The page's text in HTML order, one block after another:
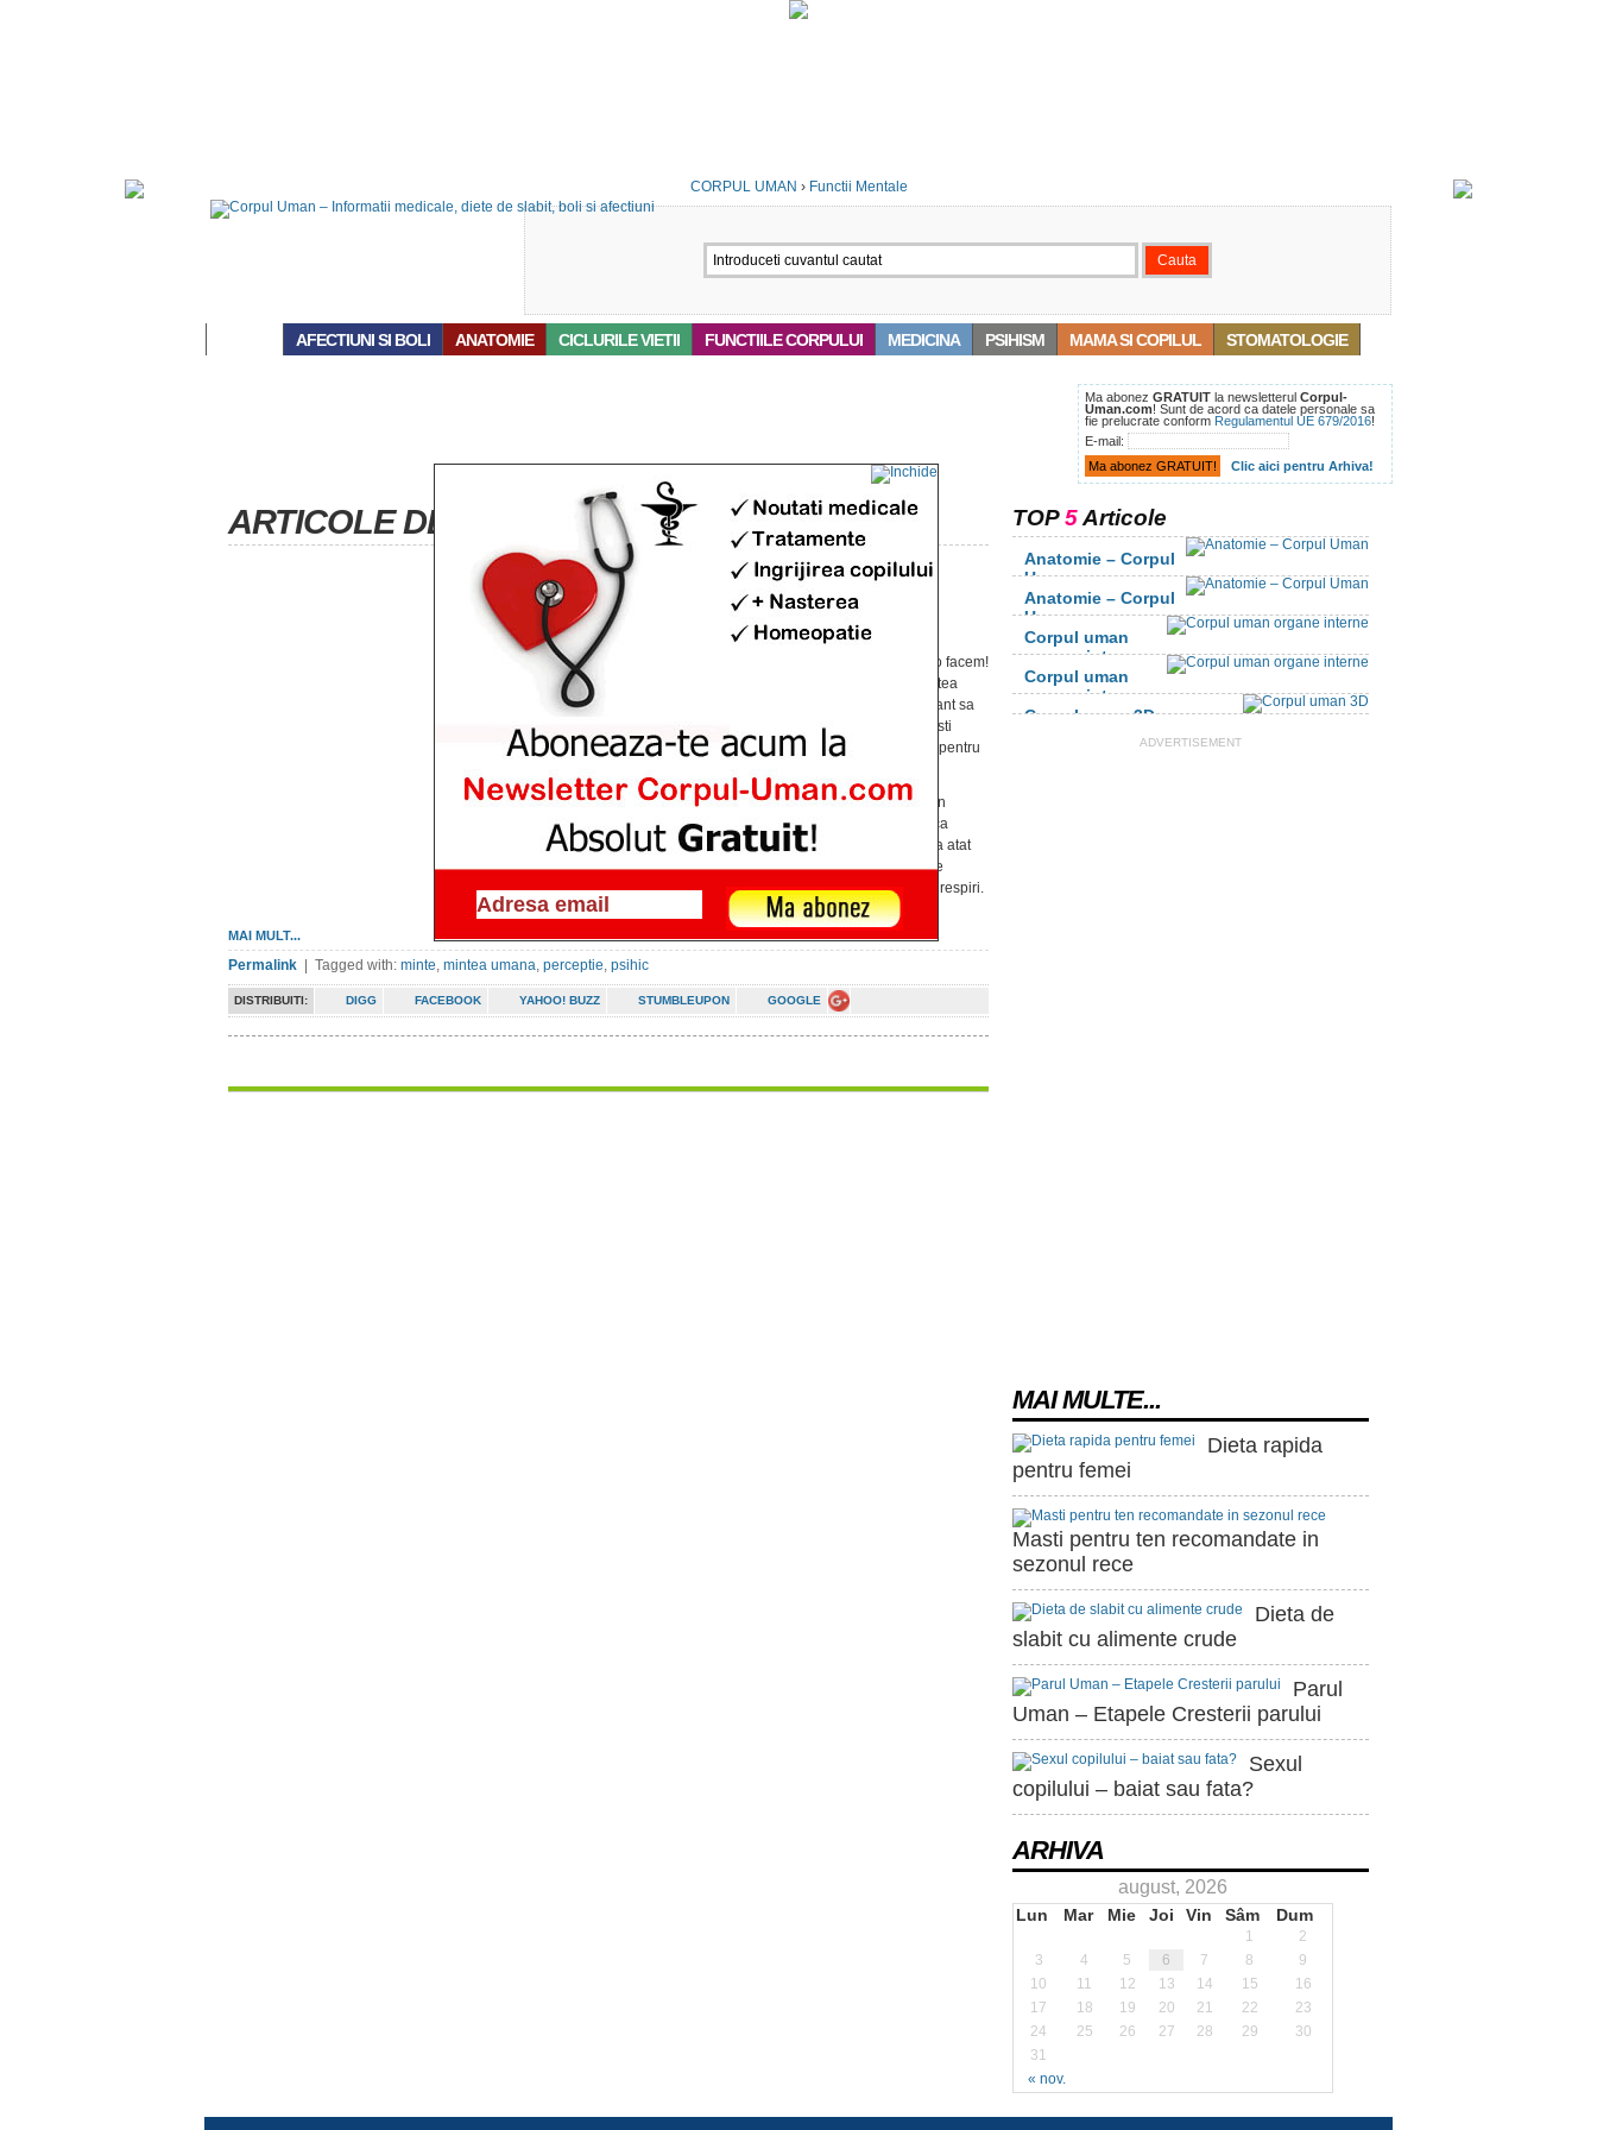
CORPUL UMAN › Functii Mentale
AFECTIUNI SI BOLI ANATOMIE CICLURILE VIETII FUNCTIILE CORPULUI MEDICINA PSIHISM MAMA SI COPILUL STOMATOLOGIE
Ma abonez GRATUIT la newsletterul Corpul-
Uman.com! Sunt de acord ca datele personale sa
fie prelucrate conform Regulamentul UE 679/2016!
E-mail:
Clic aici pentru Arhiva!
ARTICOLE DESPRE ‘MINTEA UMANA’
Dinamica psihicului tau
Publicat pe 03 apr. 2015 at 1:05am
– si este bine ca o facem!
Fara abilitatea de a gandi, vietile noastre ar putea
parea lipsite de mare semnificatie. Este important sa
realizezi ca gandesti constant. Sa nu te pacalesti
singur crezand ca esti constient de acest lucru pentru
Gandeste-te un moment la respiratia ta. Pana in
momentul in care ti-am atras atentia, probabil ca
uitasesi de faptul ca o faci. Respiratul este ceva atat
de natural si automat incat, daca nu cumva ti se
intampla sa ramai fara aer, pur si simplu uiti ca respiri.
MAI MULT...
Permalink | Tagged with: minte, mintea umana, perceptie, psihic
DISTRIBUITI: DIGG FACEBOOK YAHOO! BUZZ STUMBLEUPON GOOGLE
TOP5Articole
Anatomie – Corpul
Uman
Anatomie – Corpul
Uman
Corpul uman
organe interne
Corpul uman
organe interne
Corpul uman 3D
ADVERTISEMENT
MAI MULTE...
Dieta rapida
pentru femei
Masti pentru ten recomandate in
sezonul rece
Dieta de
slabit cu alimente crude
Parul
Uman – Etapele Cresterii parului
Sexul
copilului – baiat sau fata?
ARHIVA
august, 2026
Lun Mar Mie Joi Vin Sâm Dum
« nov.
1
2
3
4 5 6 7 8
9
10
11 12 13 14 15
16
17
18 19 20 21 22
23
24
25 26 27 28 29
30
31